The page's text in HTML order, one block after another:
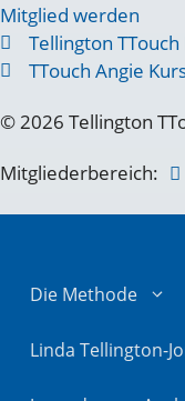
Mitglied werden
Tellington
TTouch Angie
© 2026 Tellington
Mitgliederbereich:
Die Methode
Linda Tellington-